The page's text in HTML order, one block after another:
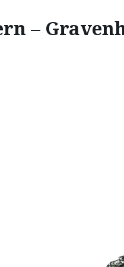
–